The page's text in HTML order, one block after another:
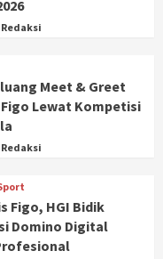
Redaksi
Meet & Greet
Lewat Kompetisi
Redaksi
Figo, HGI Bidik
Domino Digital